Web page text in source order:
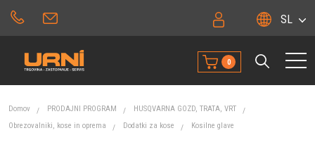
SL
0
Domov PRODAJNI PROGRAM
HUSQVARNA GOZD, TRATA, VRT
Obrezovalniki, kose in oprema
Dodatki za kose Kosilne glave